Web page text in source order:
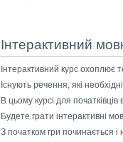
Інтерактивний
Інтерактивний курс охоплює
Існують речення, які
В цьому курсі для
Будете грати інтерактивні
З початком гри починається і